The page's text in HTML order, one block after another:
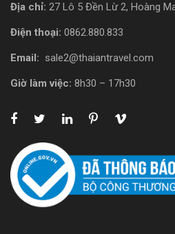
Địa chỉ: 27 Lô 5 Đền Lừ 2, Hoàng
Điện thoại: 0862.880.833
Email: sale2@thaiantravel.com
Giờ làm việc: 8h30 – 17h30